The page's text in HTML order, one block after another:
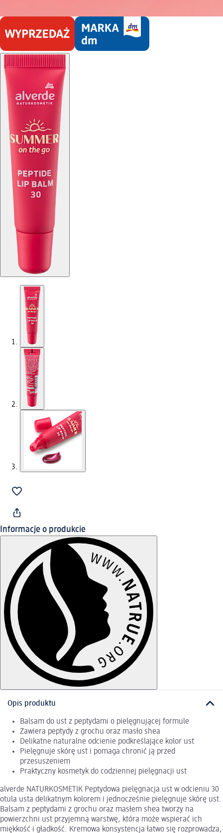
Informacje o produkcie
Opis produktu
Balsam do ust z peptydami o pielęgnującej formule
Zawiera peptydy z grochu oraz masło shea
Delikatne naturalne odcienie podkreślające kolor ust
Pielęgnuje skórę ust i pomaga chronić ją przed
przesuszeniem
Praktyczny kosmetyk do codziennej pielęgnacji ust
alverde NATURKOSMETIK Peptydowa pielęgnacja ust w odcieniu 30
otula usta delikatnym kolorem i jednocześnie pielęgnuje skórę ust.
Balsam z peptydami z grochu oraz masłem shea tworzy na
powierzchni ust przyjemną warstwę, która może wspierać ich
miękkość i gładkość. Kremowa konsystencja łatwo się rozprowadza,